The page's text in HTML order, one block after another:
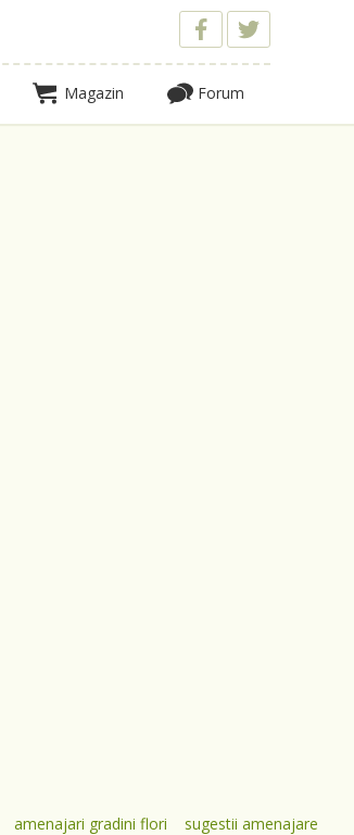
Magazin Forum
amenajari gradini flori
sugestii amenajare